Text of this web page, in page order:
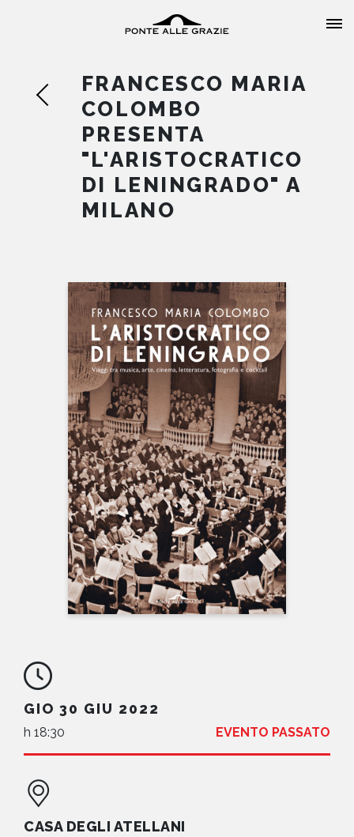
HOME
CHI SIAMO
AUTORI
EVENTI
NEWS
CONTATTI
FRANCESCO MARIA
COLOMBO
PRESENTA
"L'ARISTOCRATICO
DI LENINGRADO" A
MILANO
GIO 30 GIU 2022
h 18:30 EVENTO PASSATO
CASA DEGLI ATELLANI